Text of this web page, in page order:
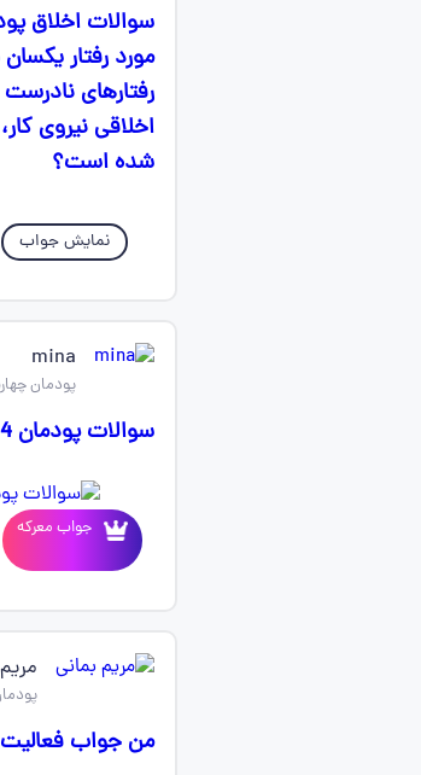
شده است؟
نمایش جواب
mina
پودمان
سوالات پودمان 4 کتاب اخلاق حرفه ای میخوام
جواب معرکه
من جواب فعالیت های پودمان 4